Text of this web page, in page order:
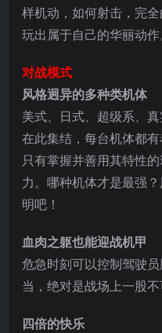
样机动，如何射击，完
玩出属于自己的华丽动作
对战模式
风格迥异的多种类机体
美式、日式、超级系、
在此集结，每台机体都
只有掌握并善用其特性
力。哪种机体才是最强
明吧！
血肉之躯也能迎战机甲
危急时刻可以控制驾驶
当，绝对是战场上一股不
四倍的快乐